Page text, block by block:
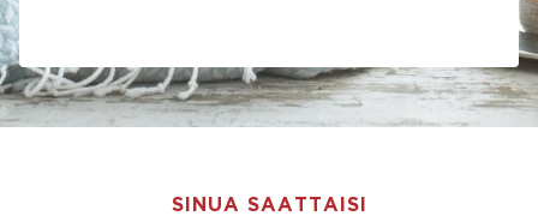
SINUA SAATTAISI